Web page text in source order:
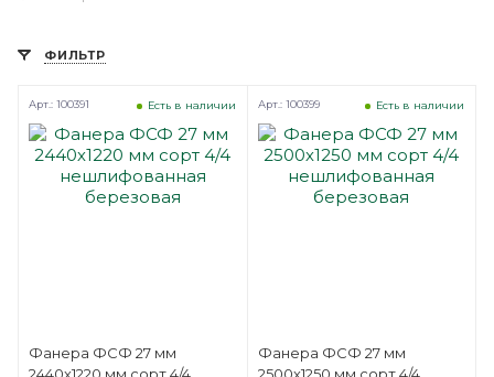
ФИЛЬТР
Фанера ФСФ 27 мм
2440х1220 мм сорт 4/4
Есть в наличии
Арт.: 100391
Фанера ФСФ 27 мм
2500х1250 мм сорт 4/4
Есть в наличии
Арт.: 100399